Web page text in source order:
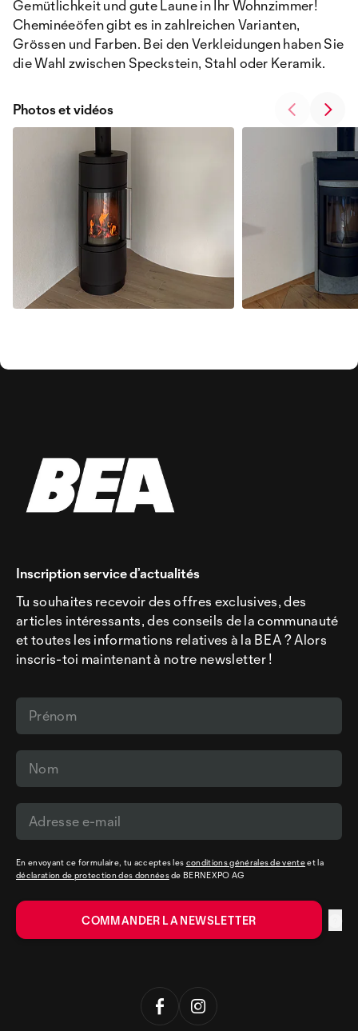
Gemütlichkeit und gute Laune in Ihr Wohnzimmer!
Cheminéeöfen gibt es in zahlreichen Varianten,
Grössen und Farben. Bei den Verkleidungen haben Sie
die Wahl zwischen Speckstein, Stahl oder Keramik.
Photos et vidéos
Inscription service d’actualités
Tu souhaites recevoir des offres exclusives, des
articles intéressants, des conseils de la communauté
et toutes les informations relatives à la BEA ? Alors
inscris-toi maintenant à notre newsletter !
En envoyant ce formulaire, tu acceptes les conditions générales de venteet la
déclaration de protection des donnéesde BERNEXPO AG